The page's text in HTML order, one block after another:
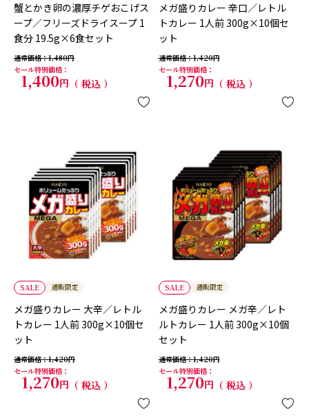
蟹とかき卵の濃厚チゲおこげス
ープ／フリーズドライスープ 1
食分 19.5g×6食セット
通常価格
1,480
セール特別価格
1,400 税込
メガ盛りカレー 辛口／レトル
トカレー 1人前 300g×10個セ
ット
通常価格
1,420
セール特別価格
1,270 税込
SALE 通販限定
メガ盛りカレー 大辛／レトル
トカレー 1人前 300g×10個セ
ット
通常価格
1,420
セール特別価格
1,270 税込
SALE 通販限定
メガ盛りカレー メガ辛／レト
ルトカレー 1人前 300g×10個
セット
通常価格
1,420
セール特別価格
1,270 税込